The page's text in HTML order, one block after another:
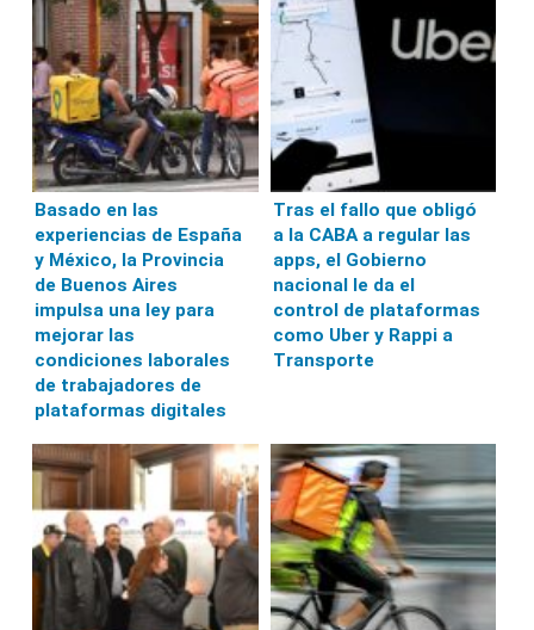
Basado en las
experiencias de España
y México, la Provincia
de Buenos Aires
impulsa una ley para
mejorar las
condiciones laborales
de trabajadores de
plataformas digitales
Tras el fallo que obligó
a la CABA a regular las
apps, el Gobierno
nacional le da el
control de plataformas
como Uber y Rappi a
Transporte